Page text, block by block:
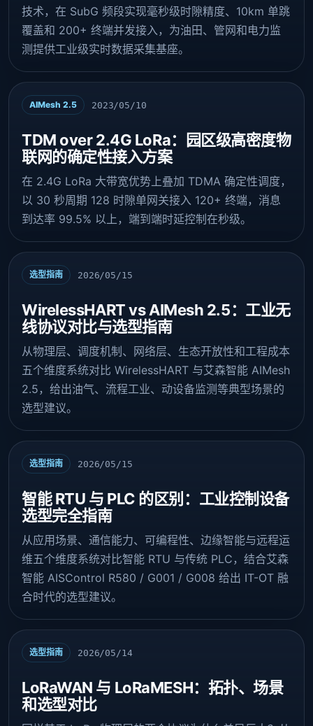
技术，在 SubG 频段实现毫秒级时隙精度、10km 单跳
覆盖和 200+ 终端并发接入，为油田、管网和电力监
测提供工业级实时数据采集基座。
AIMesh 2.5 2023/05/10
TDM over 2.4G LoRa：园区级高密度物
联网的确定性接入方案
在 2.4G LoRa 大带宽优势上叠加 TDMA 确定性调度，
以 30 秒周期 128 时隙单网关接入 120+ 终端，消息
到达率 99.5% 以上，端到端时延控制在秒级。
选型指南 2026/05/15
WirelessHART vs AIMesh 2.5：工业无
线协议对比与选型指南
从物理层、调度机制、网络层、生态开放性和工程成本
五个维度系统对比 WirelessHART 与艾森智能 AIMesh
2.5，给出油气、流程工业、动设备监测等典型场景的
选型建议。
选型指南 2026/05/15
智能 RTU 与 PLC 的区别：工业控制设备
选型完全指南
从应用场景、通信能力、可编程性、边缘智能与远程运
维五个维度系统对比智能 RTU 与传统 PLC，结合艾森
智能 AISControl R580 / G001 / G008 给出 IT-OT 融
合时代的选型建议。
选型指南 2026/05/14
LoRaWAN 与 LoRaMESH：拓扑、场景
和选型对比